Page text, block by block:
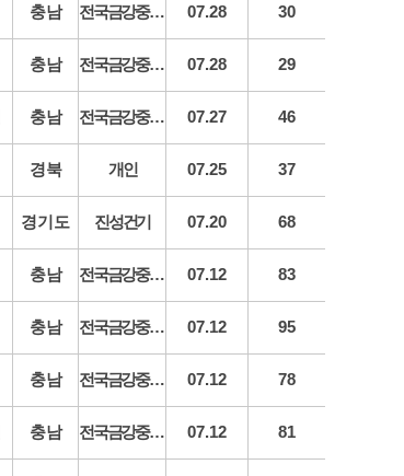
충남 전국금강중장비 07.28 30
충남 전국금강중장비 07.28 29
충남 전국금강중장비 07.27 46
경북 개인 07.25 37
경기도 진성건기 07.20 68
충남 전국금강중장비 07.12 83
충남 전국금강중장비 07.12 95
충남 전국금강중장비 07.12 78
충남 전국금강중장비 07.12 81